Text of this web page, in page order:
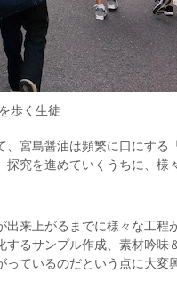
歩く生徒
宮島醤油は頻繁に口にす
究を進めていくうちに、
来上がるまでに様々な工程
るサンプル作成、素材吟味
ているのだという点に大変